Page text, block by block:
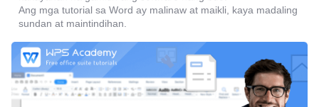
Ang mga tutorial sa Word ay malinaw at maikli, kaya madaling
sundan at maintindihan.